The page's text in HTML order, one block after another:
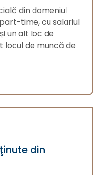
din domeniul
time, cu salariul
un alt loc de
locul de muncă de
din